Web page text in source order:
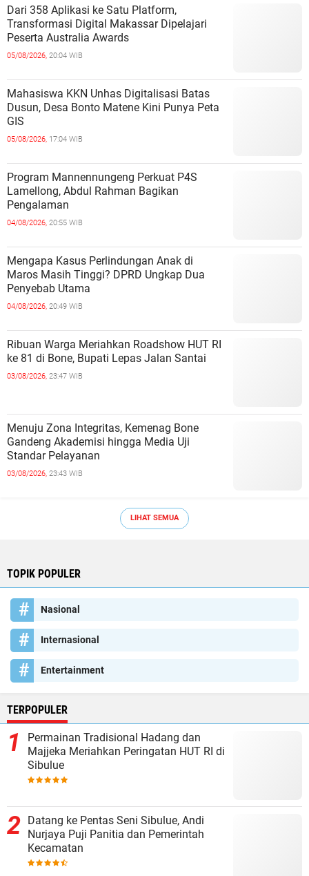
Dari 358 Aplikasi ke Satu Platform,
Transformasi Digital Makassar Dipelajari
Peserta Australia Awards
05/08/2026, 20:04 WIB
Mahasiswa KKN Unhas Digitalisasi Batas
Dusun, Desa Bonto Matene Kini Punya Peta
GIS
05/08/2026, 17:04 WIB
Program Mannennungeng Perkuat P4S
Lamellong, Abdul Rahman Bagikan
Pengalaman
04/08/2026, 20:55 WIB
Mengapa Kasus Perlindungan Anak di
Maros Masih Tinggi? DPRD Ungkap Dua
Penyebab Utama
04/08/2026, 20:49 WIB
Ribuan Warga Meriahkan Roadshow HUT RI
ke 81 di Bone, Bupati Lepas Jalan Santai
03/08/2026, 23:47 WIB
Menuju Zona Integritas, Kemenag Bone
Gandeng Akademisi hingga Media Uji
Standar Pelayanan
03/08/2026, 23:43 WIB
LIHAT SEMUA
TOPIK POPULER
Nasional
Internasional
Entertainment
TERPOPULER
Permainan Tradisional Hadang dan
Majjeka Meriahkan Peringatan HUT RI di
Sibulue
Datang ke Pentas Seni Sibulue, Andi
Nurjaya Puji Panitia dan Pemerintah
Kecamatan